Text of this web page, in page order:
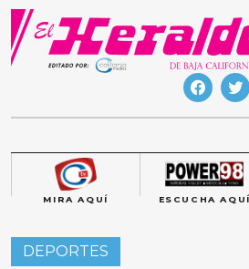
Skip
content
MIRA AQUÍ ESCUCHA AQUÍ
DEPORTES